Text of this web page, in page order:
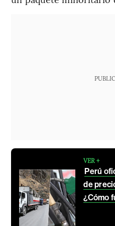
VER +
Perú
de
¿Cómo